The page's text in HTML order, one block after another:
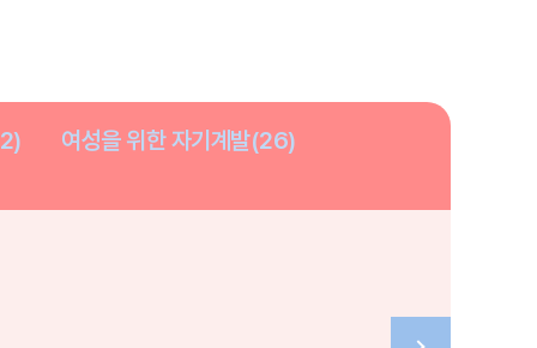
여성을 위한 자기계발(26)